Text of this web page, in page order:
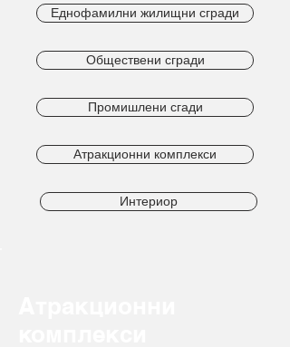
Еднофамилни жилищни сгради
Обществени сгради
Промишлени сгади
Атракционни комплекси
Интериор